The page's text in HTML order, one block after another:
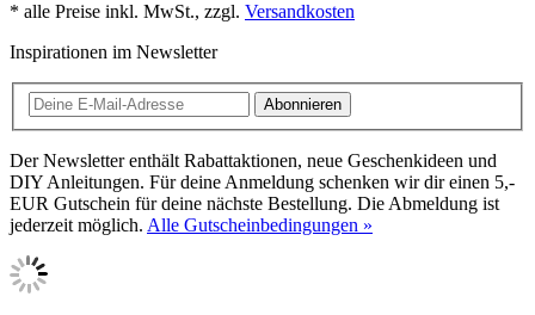
* alle Preise inkl. MwSt., zzgl. Versandkosten
Inspirationen im Newsletter
Abonnieren
Der Newsletter enthält Rabattaktionen, neue Geschenkideen und
DIY Anleitungen. Für deine Anmeldung schenken wir dir einen 5,-
EUR Gutschein für deine nächste Bestellung. Die Abmeldung ist
jederzeit möglich. Alle Gutscheinbedingungen »